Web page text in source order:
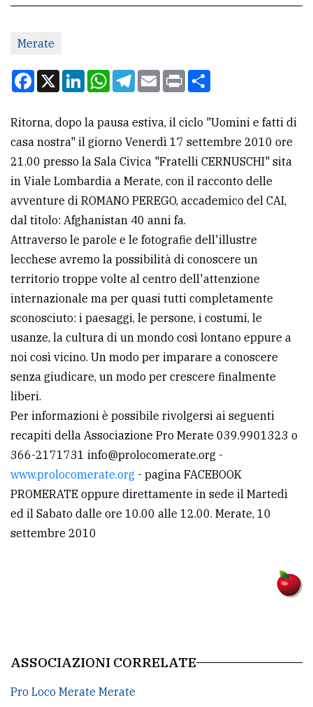
Scrivici
Per
la
pubblicità
CERCA
Cerca
per
comune
Ricerca
avanzata
LE
ALTRE
TESTATE
PRIVACY
Merate
Facebook
X LinkedInWhatsApp
Telegram
EmailPrint
Ritorna, dopo la pausa estiva, il ciclo "Uomini e fatti di
casa nostra" il giorno Venerdì 17 settembre 2010 ore
21.00 presso la Sala Civica "Fratelli CERNUSCHI" sita
in Viale Lombardia a Merate, con il racconto delle
avventure di ROMANO PEREGO, accademico del CAI,
dal titolo: Afghanistan 40 anni fa.
Attraverso le parole e le fotografie dell'illustre
lecchese avremo la possibilità di conoscere un
territorio troppe volte al centro dell'attenzione
internazionale ma per quasi tutti completamente
sconosciuto: i paesaggi, le persone, i costumi, le
usanze, la cultura di un mondo così lontano eppure a
noi così vicino. Un modo per imparare a conoscere
senza giudicare, un modo per crescere finalmente
liberi.
Per informazioni è possibile rivolgersi ai seguenti
recapiti della Associazione Pro Merate 039.9901323 o
366-2171731 info@prolocomerate.org -
www.prolocomerate.org - pagina FACEBOOK
PROMERATE oppure direttamente in sede il Martedì
ed il Sabato dalle ore 10.00 alle 12.00. Merate, 10
settembre 2010
ASSOCIAZIONI CORRELATE
Pro Loco Merate Merate